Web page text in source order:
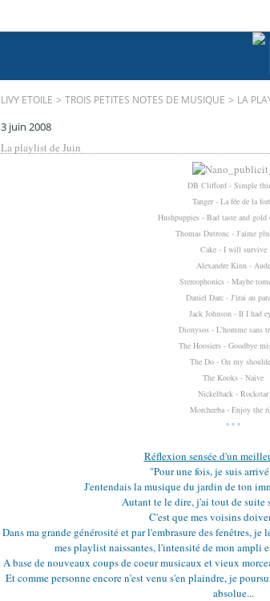
LIVY ETOILE > TROIS PETITES NOTES DE MUSIQUE > LA
3 juin 2008
La playlist de Juin
DB Clifford - Simple
Tanger - La fée de la
Hushpuppies - Bad taste and gold
Thomas Dutronc - J'aime
Cake - I will survive
Alexandre Kinn - Aude
Stereophonics - Maybe
Daniel Darc - J'irai au
Jack Johnson - If I had
Dionysos - L'homme sans
The Hoosiers - Goodbye
The Do - On my
The Kooks - Naive
Nickelback - Rockstar
Morcheeba - Enjoy the
° ° °
Réflexion sensée d'un
"Pour une fois, je suis
J'entendais la musique du jardin de ton
Autant te le dire, j'ai tout de suite
C'est que mes voisins
Dans ma grande générosité et par l'embrasure des fenêtres,
mes playlist naissantes, l'intensité de mon ampli
A base de nouveaux coups de coeur musicaux et vieux
Et comme personne encore n'est venu s'en plaindre, je
absolue...